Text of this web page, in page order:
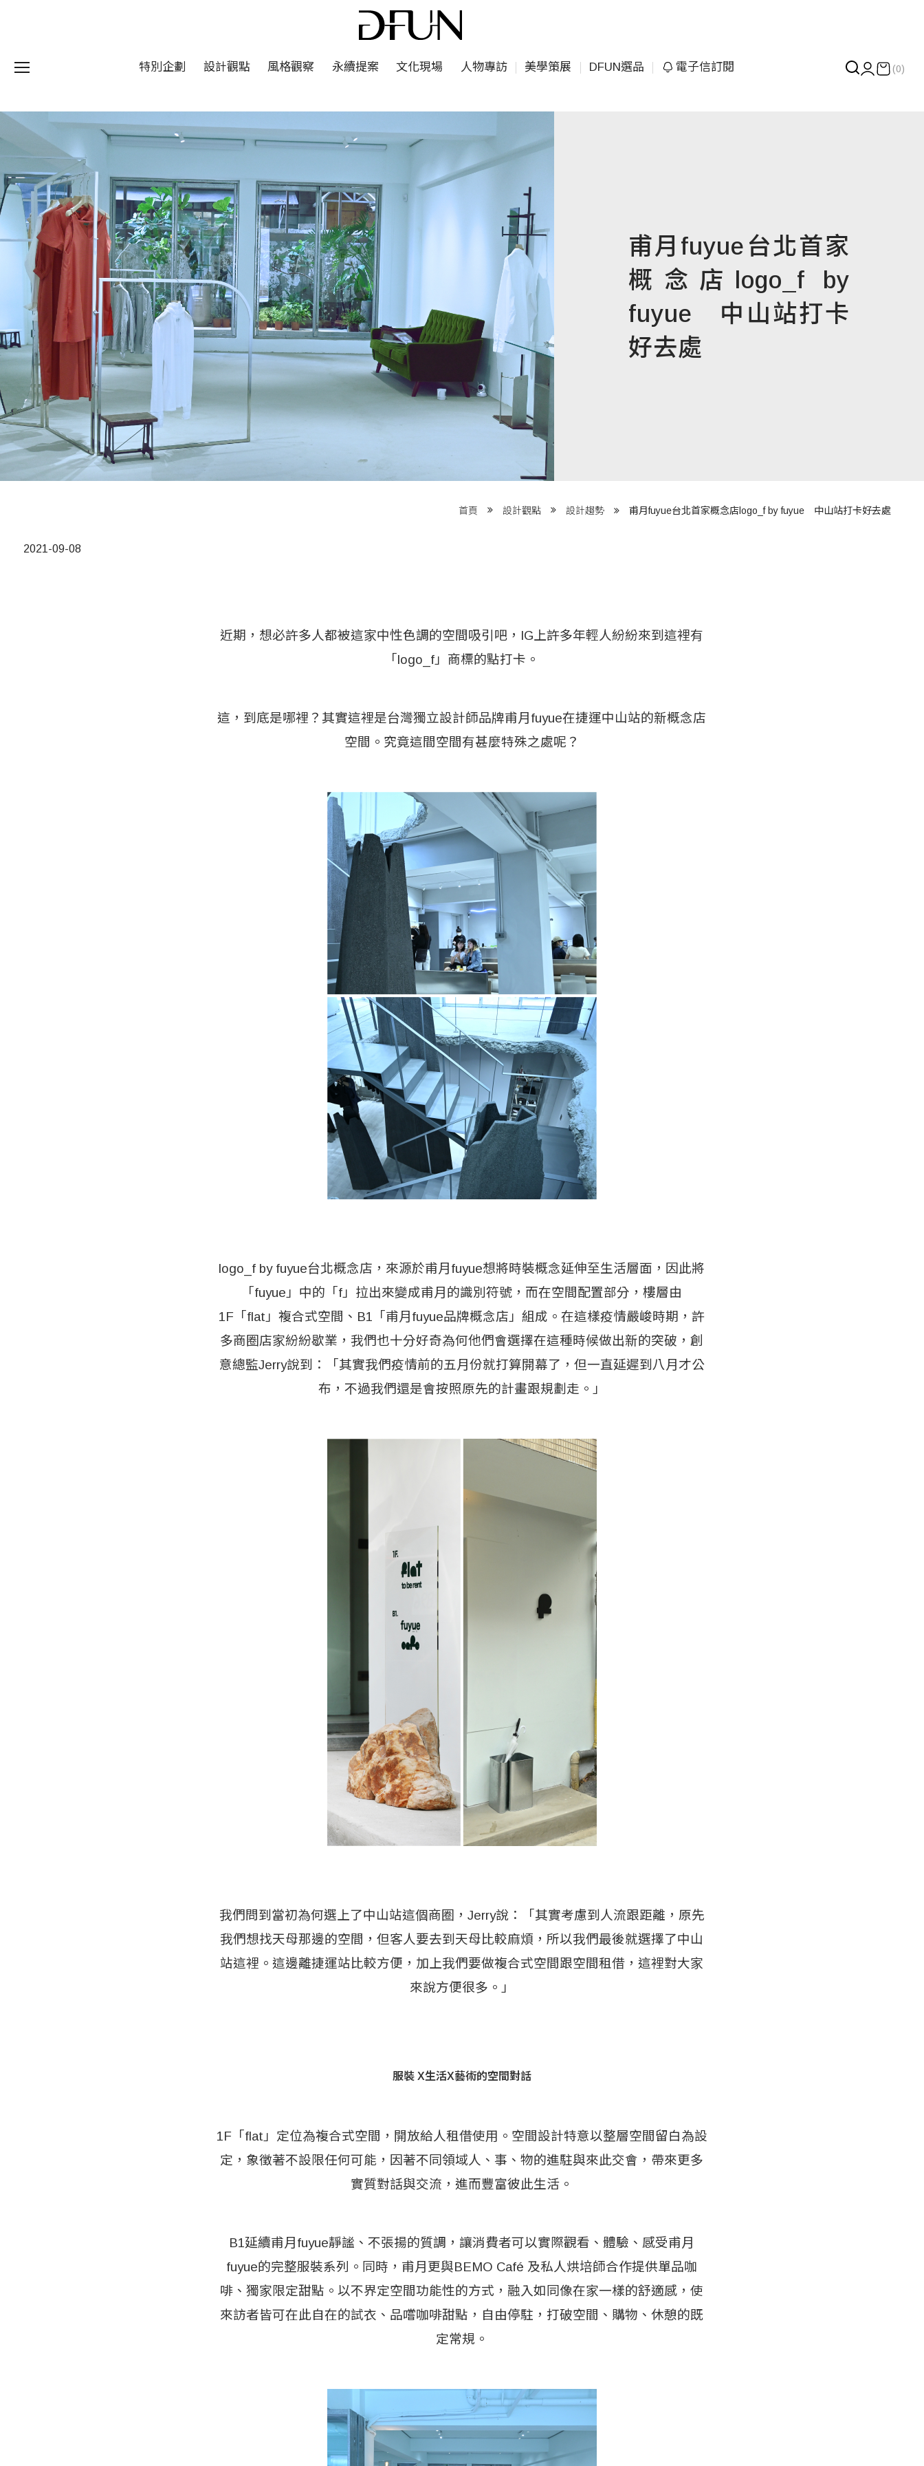
程 Milestones
目 Services
藏 Cover Archives
團 Square Rich
們 Contact Us
特別企劃 設計觀點 風格觀察 永續提案 文化現場 人物專訪 美學策展 DFUN選品 電子信訂閱 (0)
甫月fuyue台北首家
概念店logo_f by
fuyue 中山站打卡
好去處
首頁 設計觀點 設計趨勢 甫月fuyue台北首家概念店logo_f by fuyue 中山站打卡好去處
2021-09-08
近期，想必許多人都被這家中性色調的空間吸引吧，IG上許多年輕人紛紛來到這裡有
「logo_f」商標的點打卡。
這，到底是哪裡？其實這裡是台灣獨立設計師品牌甫月fuyue在捷運中山站的新概念店
空間。究竟這間空間有甚麼特殊之處呢？
logo_f by fuyue台北概念店，來源於甫月fuyue想將時裝概念延伸至生活層面，因此將
「fuyue」中的「f」拉出來變成甫月的識別符號，而在空間配置部分，樓層由
1F「flat」複合式空間、B1「甫月fuyue品牌概念店」組成。在這樣疫情嚴峻時期，許
多商圈店家紛紛歇業，我們也十分好奇為何他們會選擇在這種時候做出新的突破，創
意總監Jerry說到：「其實我們疫情前的五月份就打算開幕了，但一直延遲到八月才公
布，不過我們還是會按照原先的計畫跟規劃走。」
我們問到當初為何選上了中山站這個商圈，Jerry說：「其實考慮到人流跟距離，原先
我們想找天母那邊的空間，但客人要去到天母比較麻煩，所以我們最後就選擇了中山
站這裡。這邊離捷運站比較方便，加上我們要做複合式空間跟空間租借，這裡對大家
來說方便很多。」
服裝 X生活X藝術的空間對話
1F「flat」定位為複合式空間，開放給人租借使用。空間設計特意以整層空間留白為設
定，象徵著不設限任何可能，因著不同領域人、事、物的進駐與來此交會，帶來更多
實質對話與交流，進而豐富彼此生活。
B1延續甫月fuyue靜謐、不張揚的質調，讓消費者可以實際觀看、體驗、感受甫月
fuyue的完整服裝系列。同時，甫月更與BEMO Café 及私人烘培師合作提供單品咖
啡、獨家限定甜點。以不界定空間功能性的方式，融入如同像在家一樣的舒適感，使
來訪者皆可在此自在的試衣、品嚐咖啡甜點，自由停駐，打破空間、購物、休憩的既
定常規。